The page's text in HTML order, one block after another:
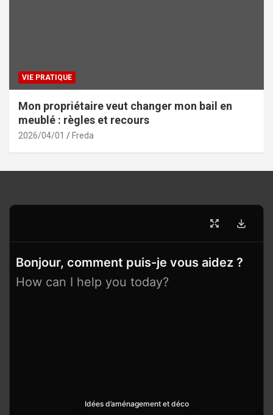
VIE PRATIQUE
Mon propriétaire veut changer mon bail en
meublé : règles et recours
2026/04/01 Freda
Bonjour, comment puis-je vous aidez ?
How can I help you today?
Idées d’aménagement et déco